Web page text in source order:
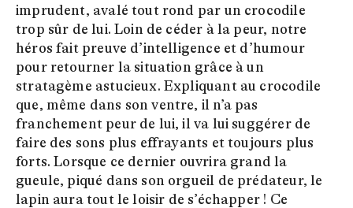
imprudent, avalé tout rond par un crocodile
trop sûr de lui. Loin de céder à la peur, notre
héros fait preuve d’intelligence et d’humour
pour retourner la situation grâce à un
stratagème astucieux. Expliquant au crocodile
que, même dans son ventre, il n’a pas
franchement peur de lui, il va lui suggérer de
faire des sons plus effrayants et toujours plus
forts. Lorsque ce dernier ouvrira grand la
gueule, piqué dans son orgueil de prédateur, le
lapin aura tout le loisir de s’échapper ! Ce